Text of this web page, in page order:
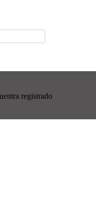
registrado